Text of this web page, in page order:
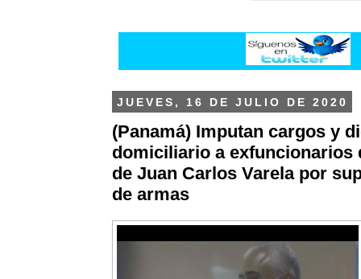
JUEVES, 16 DE JULIO DE 2020
(Panamá) Imputan cargos y
domiciliario a exfuncionarios
de Juan Carlos Varela por
de armas